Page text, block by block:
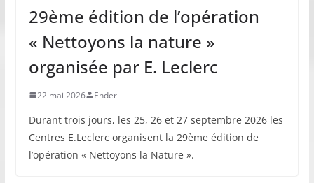
29ème édition de l’opération
« Nettoyons la nature »
organisée par E. Leclerc
22 mai 2026 Ender
Durant trois jours, les 25, 26 et 27 septembre 2026 les
Centres E.Leclerc organisent la 29ème édition de
l’opération « Nettoyons la Nature ».